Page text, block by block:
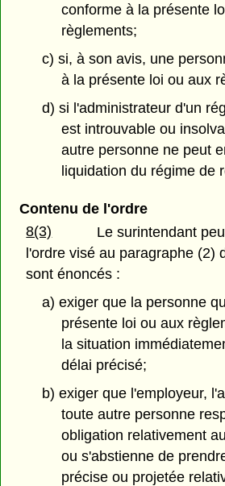
conforme à la présente
règlements;
c) si, à son avis, une
à la présente loi ou aux
d) si l'administrateur d'un
est introuvable ou
autre personne ne peut
liquidation du régime de
Contenu de l'ordre
8(3)
Le surintendant
l'ordre visé au paragraphe (2)
sont énoncés :
a) exiger que la personne
présente loi ou aux
la situation
délai précisé;
b) exiger que l'employeur,
toute autre personne
obligation relativement
ou s'abstienne de
précise ou projetée